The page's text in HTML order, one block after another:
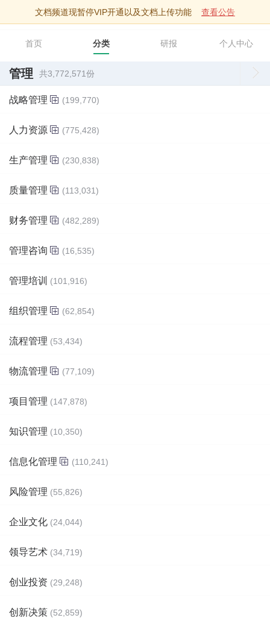
文档频道现暂停VIP开通以及文档上传功能 查看公告
智库文档
首页 分类 研报 个人中心
管理 共3,772,571份
战略管理 (199,770)
人力资源 (775,428)
生产管理 (230,838)
质量管理 (113,031)
财务管理 (482,289)
管理咨询 (16,535)
管理培训 (101,916)
组织管理 (62,854)
流程管理 (53,434)
物流管理 (77,109)
项目管理 (147,878)
知识管理 (10,350)
信息化管理 (110,241)
风险管理 (55,826)
企业文化 (24,044)
领导艺术 (34,719)
创业投资 (29,248)
创新决策 (52,859)